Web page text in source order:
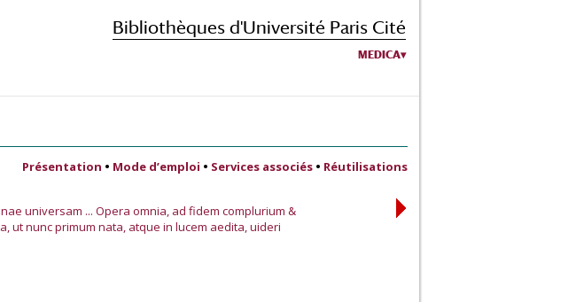
Bibliothèques d'Université Paris Cité
MEDICA
Présentation • Mode d’emploi • Services associés • Réutilisations
universam ... Opera omnia, ad fidem complurium &
nunc primum nata, atque in lucem aedita, uideri